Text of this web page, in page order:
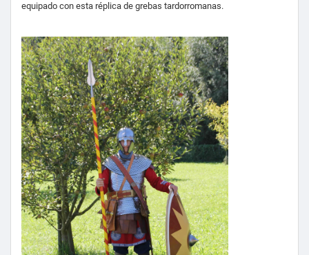
equipado con esta réplica de grebas tardorromanas.